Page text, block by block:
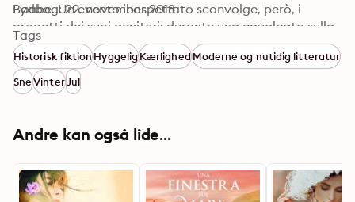
Baabe. Un evento inaspettato sconvolge, però, i
progetti dei suoi genitori: durante una cavalcata sulla
spiaggia Christian trova una giovane riversa sulla
battigia, priva di sensi: fra le dita stringe un rametto di
ciliegio... © by Ullstein Buchverlage GmbH, Berlin.
Published in 2016 by List Verlag - © 2017 Giunti Editore
Lydbog: 29. november 2018
Tags
Historisk fiktionHyggeligKærlighedModerne og nutidig litteratur
Sne VinterJul
Andre kan også lide...